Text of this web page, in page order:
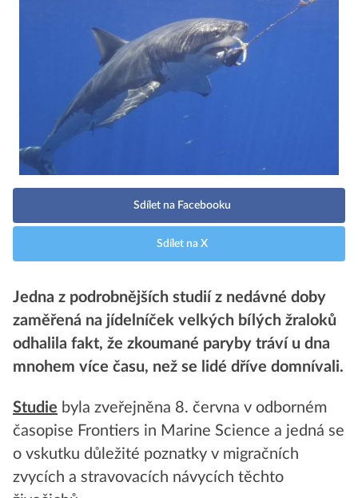
Sdílet na Facebooku
Sdílet na X
Jedna z podrobnějších studií z nedávné doby
zaměřená na jídelníček velkých bílých žraloků
odhalila fakt, že zkoumané paryby tráví u dna
mnohem více času, než se lidé dříve domnívali.
Studie byla zveřejněna 8. června v odborném
časopise Frontiers in Marine Science a jedná se
o vskutku důležité poznatky v migračních
zvycích a stravovacích návycích těchto